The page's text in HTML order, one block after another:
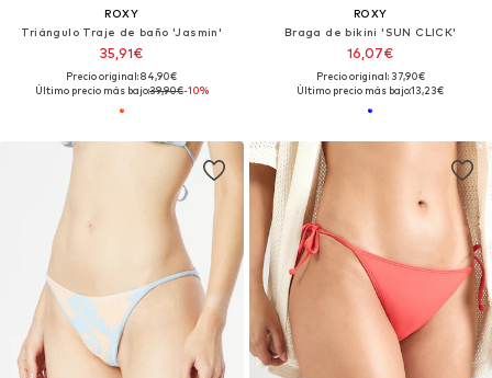
ROXY
Triángulo Traje de baño 'Jasmin'
35,91€
Precio original: 84,90€
Último precio más bajo:39,90€-10%
ROXY
Braga de bikini 'SUN CLICK'
16,07€
Precio original: 37,90€
Último precio más bajo:13,23€